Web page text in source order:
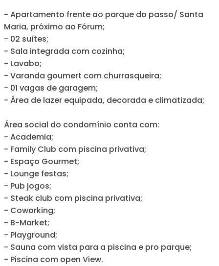
- Apartamento frente ao parque do passo/ Santa
Maria, próximo ao Fórum;
- 02 suítes;
- Sala integrada com cozinha;
- Lavabo;
- Varanda goumert com churrasqueira;
- 01 vagas de garagem;
- Área de lazer equipada, decorada e climatizada;
Área social do condomínio conta com:
- Academia;
- Family Club com piscina privativa;
- Espaço Gourmet;
- Lounge festas;
- Pub jogos;
- Steak club com piscina privativa;
- Coworking;
- B-Market;
- Playground;
- Sauna com vista para a piscina e pro parque;
- Piscina com open View.